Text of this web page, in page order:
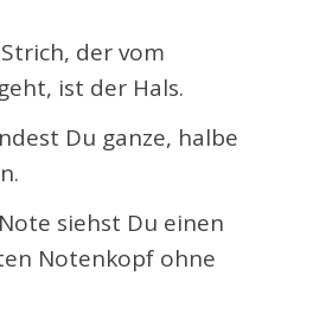
der vom
ist der Hals.
Du ganze, halbe
siehst Du einen
Notenkopf ohne